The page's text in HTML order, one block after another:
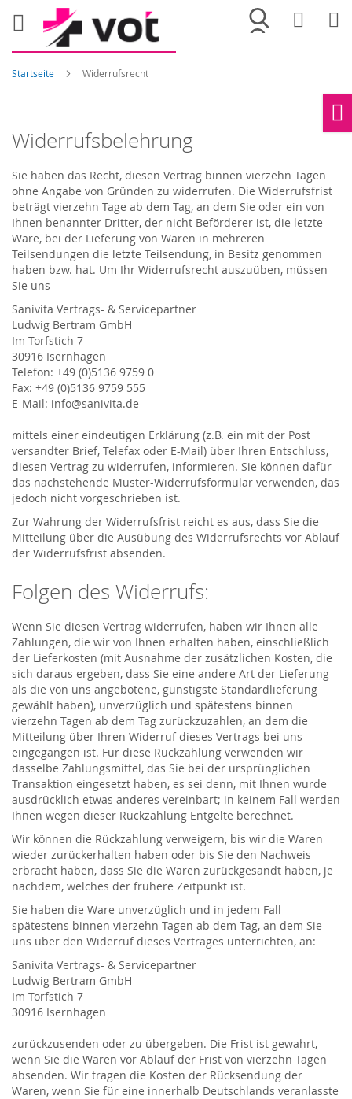
Merkliste
Startseite Widerrufsrecht
Widerrufsbelehrung
Sie haben das Recht, diesen Vertrag binnen vierzehn Tagen
ohne Angabe von Gründen zu widerrufen. Die Widerrufsfrist
beträgt vierzehn Tage ab dem Tag, an dem Sie oder ein von
Ihnen benannter Dritter, der nicht Beförderer ist, die letzte
Ware, bei der Lieferung von Waren in mehreren
Teilsendungen die letzte Teilsendung, in Besitz genommen
haben bzw. hat. Um Ihr Widerrufsrecht auszuüben, müssen
Sie uns
Sanivita Vertrags- & Servicepartner
Ludwig Bertram GmbH
Im Torfstich 7
30916 Isernhagen
Telefon: +49 (0)5136 9759 0
Fax: +49 (0)5136 9759 555
E-Mail: info@sanivita.de
mittels einer eindeutigen Erklärung (z.B. ein mit der Post
versandter Brief, Telefax oder E-Mail) über Ihren Entschluss,
diesen Vertrag zu widerrufen, informieren. Sie können dafür
das nachstehende Muster-Widerrufsformular verwenden, das
jedoch nicht vorgeschrieben ist.
Zur Wahrung der Widerrufsfrist reicht es aus, dass Sie die
Mitteilung über die Ausübung des Widerrufsrechts vor Ablauf
der Widerrufsfrist absenden.
Folgen des Widerrufs:
Wenn Sie diesen Vertrag widerrufen, haben wir Ihnen alle
Zahlungen, die wir von Ihnen erhalten haben, einschließlich
der Lieferkosten (mit Ausnahme der zusätzlichen Kosten, die
sich daraus ergeben, dass Sie eine andere Art der Lieferung
als die von uns angebotene, günstigste Standardlieferung
gewählt haben), unverzüglich und spätestens binnen
vierzehn Tagen ab dem Tag zurückzuzahlen, an dem die
Mitteilung über Ihren Widerruf dieses Vertrags bei uns
eingegangen ist. Für diese Rückzahlung verwenden wir
dasselbe Zahlungsmittel, das Sie bei der ursprünglichen
Transaktion eingesetzt haben, es sei denn, mit Ihnen wurde
ausdrücklich etwas anderes vereinbart; in keinem Fall werden
Ihnen wegen dieser Rückzahlung Entgelte berechnet.
Wir können die Rückzahlung verweigern, bis wir die Waren
wieder zurückerhalten haben oder bis Sie den Nachweis
erbracht haben, dass Sie die Waren zurückgesandt haben, je
nachdem, welches der frühere Zeitpunkt ist.
Sie haben die Ware unverzüglich und in jedem Fall
spätestens binnen vierzehn Tagen ab dem Tag, an dem Sie
uns über den Widerruf dieses Vertrages unterrichten, an:
Sanivita Vertrags- & Servicepartner
Ludwig Bertram GmbH
Im Torfstich 7
30916 Isernhagen
zurückzusenden oder zu übergeben. Die Frist ist gewahrt,
wenn Sie die Waren vor Ablauf der Frist von vierzehn Tagen
absenden. Wir tragen die Kosten der Rücksendung der
Waren, wenn Sie für eine innerhalb Deutschlands veranlasste